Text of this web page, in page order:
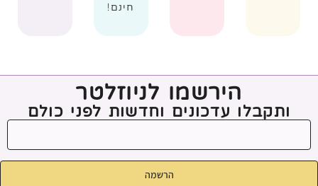
חינם!
הירשמו לניוזלטר
ותקבלו עדכונים וחדשות לפני כולם
הרשמה